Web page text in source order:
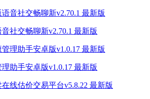
社交畅聊新v2.70.1 最新版
助手安卓版v1.0.17 最新版